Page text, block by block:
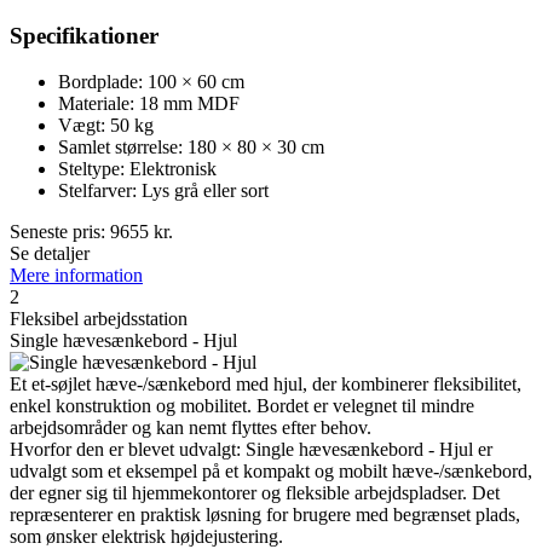
Specifikationer
Bordplade: 100 × 60 cm
Materiale: 18 mm MDF
Vægt: 50 kg
Samlet størrelse: 180 × 80 × 30 cm
Steltype: Elektronisk
Stelfarver: Lys grå eller sort
Seneste pris: 9655 kr.
Se detaljer
Mere information
2
Fleksibel arbejdsstation
Single hævesænkebord - Hjul
Et et-søjlet hæve-/sænkebord med hjul, der kombinerer fleksibilitet,
enkel konstruktion og mobilitet. Bordet er velegnet til mindre
arbejdsområder og kan nemt flyttes efter behov.
Hvorfor den er blevet udvalgt: Single hævesænkebord - Hjul er
udvalgt som et eksempel på et kompakt og mobilt hæve-/sænkebord,
der egner sig til hjemmekontorer og fleksible arbejdspladser. Det
repræsenterer en praktisk løsning for brugere med begrænset plads,
som ønsker elektrisk højdejustering.